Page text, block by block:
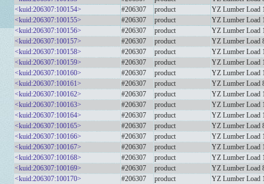
<kuid:206307:100154>
#206307 product
YZ Lumber Load
<kuid:206307:100155>
#206307 product
YZ Lumber Load
<kuid:206307:100156>
#206307 product
YZ Lumber Load
<kuid:206307:100157>
#206307 product
YZ Lumber Load
<kuid:206307:100158>
#206307 product
YZ Lumber Load
<kuid:206307:100159>
#206307 product
YZ Lumber Load
<kuid:206307:100160>
#206307 product
YZ Lumber Load
<kuid:206307:100161>
#206307 product
YZ Lumber Load
<kuid:206307:100162>
#206307 product
YZ Lumber Load
<kuid:206307:100163>
#206307 product
YZ Lumber Load
<kuid:206307:100164>
#206307 product
YZ Lumber Load
<kuid:206307:100165>
#206307 product
YZ Lumber Load
<kuid:206307:100166>
#206307 product
YZ Lumber Load
<kuid:206307:100167>
#206307 product
YZ Lumber Load
<kuid:206307:100168>
#206307 product
YZ Lumber Load
<kuid:206307:100169>
#206307 product
YZ Lumber Load
<kuid:206307:100170>
#206307 product
YZ Lumber Load